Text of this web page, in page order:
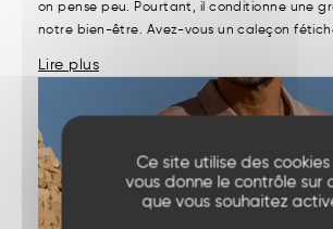
Ce site utilise des
vous donne le contrôle sur
que vous souhaitez
on pense peu. Pourtant, il conditionne une
notre bien-être. Avez-vous un caleçon
Lire plus